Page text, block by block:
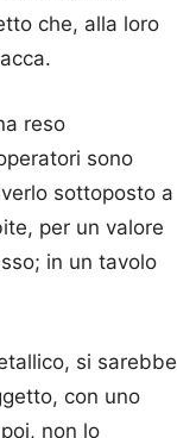
che, alla loro
reso
sono
sottoposto a
per un valore
in un tavolo
si sarebbe
con uno
non lo